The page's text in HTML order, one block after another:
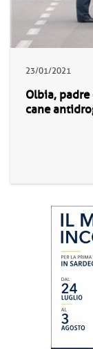
23/01/2021
Olbia,
cane